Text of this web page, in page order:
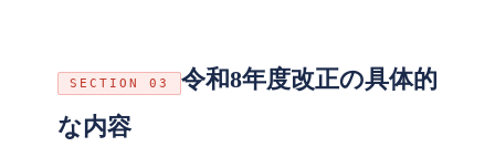
SECTION 03
令和8年度改正の具体的
な内容